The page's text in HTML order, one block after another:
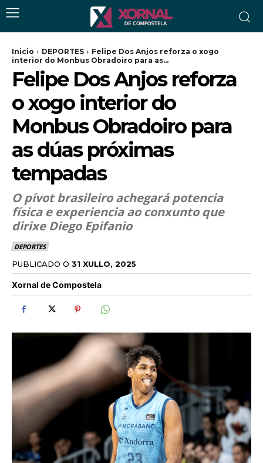
Inicio DEPORTES
Felipe Dos Anjos reforza o xogo
interior do Monbus Obradoiro para as...
Felipe Dos Anjos reforza
o xogo interior do
Monbus Obradoiro para
as dúas próximas
tempadas
O pívot brasileiro achegará potencia
física e experiencia ao conxunto que
dirixe Diego Epifanio
DEPORTES
PUBLICADO O 31 XULLO, 2025
Xornal de Compostela